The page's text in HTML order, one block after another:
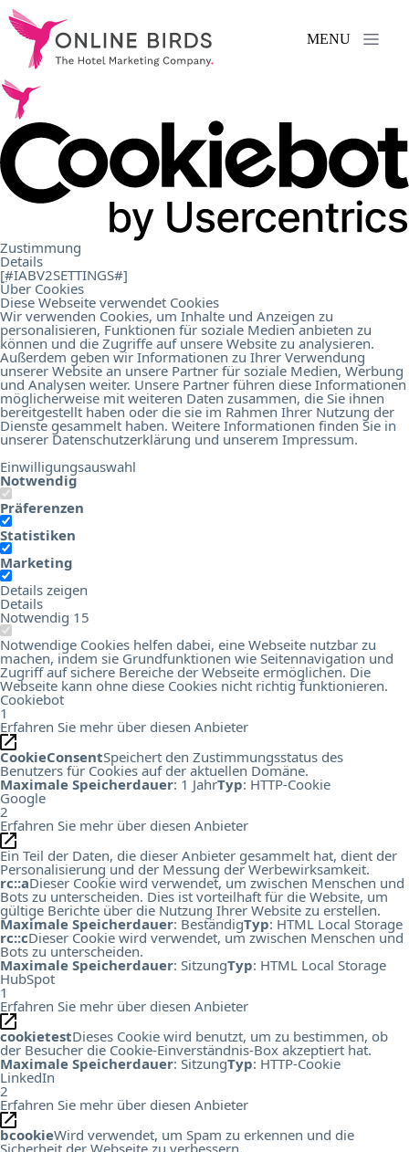
Zustimmung
Details
[#IABV2SETTINGS#]
Über Cookies
Diese Webseite verwendet Cookies
Wir verwenden Cookies, um Inhalte und Anzeigen zu
personalisieren, Funktionen für soziale Medien anbieten zu
können und die Zugriffe auf unsere Website zu analysieren.
Außerdem geben wir Informationen zu Ihrer Verwendung
unserer Website an unsere Partner für soziale Medien, Werbung
und Analysen weiter. Unsere Partner führen diese Informationen
möglicherweise mit weiteren Daten zusammen, die Sie ihnen
bereitgestellt haben oder die sie im Rahmen Ihrer Nutzung der
Dienste gesammelt haben. Weitere Informationen finden Sie in
unserer Datenschutzerklärung und unserem Impressum.
Einwilligungsauswahl
Notwendig
Präferenzen
Statistiken
Marketing
Details zeigen
Details
Notwendig 15
Notwendige Cookies helfen dabei, eine Webseite nutzbar zu
machen, indem sie Grundfunktionen wie Seitennavigation und
Zugriff auf sichere Bereiche der Webseite ermöglichen. Die
Webseite kann ohne diese Cookies nicht richtig funktionieren.
Cookiebot
1
Erfahren Sie mehr über diesen Anbieter
CookieConsentSpeichert den Zustimmungsstatus des
Benutzers für Cookies auf der aktuellen Domäne.
Maximale Speicherdauer: 1 JahrTyp: HTTP-Cookie
Google
2
Erfahren Sie mehr über diesen Anbieter
Ein Teil der Daten, die dieser Anbieter gesammelt hat, dient der
Personalisierung und der Messung der Werbewirksamkeit.
rc::aDieser Cookie wird verwendet, um zwischen Menschen und
Bots zu unterscheiden. Dies ist vorteilhaft für die Website, um
gültige Berichte über die Nutzung Ihrer Website zu erstellen.
Maximale Speicherdauer: BeständigTyp: HTML Local Storage
rc::cDieser Cookie wird verwendet, um zwischen Menschen und
Bots zu unterscheiden.
Maximale Speicherdauer: SitzungTyp: HTML Local Storage
HubSpot
1
Erfahren Sie mehr über diesen Anbieter
cookietestDieses Cookie wird benutzt, um zu bestimmen, ob
der Besucher die Cookie-Einverständnis-Box akzeptiert hat.
Maximale Speicherdauer: SitzungTyp: HTTP-Cookie
LinkedIn
2
Erfahren Sie mehr über diesen Anbieter
bcookieWird verwendet, um Spam zu erkennen und die
Sicherheit der Webseite zu verbessern.
Services
References
Us.
Career.
Contact.
MENU